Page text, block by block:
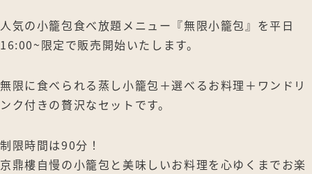
人気の小籠包食べ放題メニュー『無限小籠包』を平日
16:00~限定で販売開始いたします。
無限に食べられる蒸し小籠包＋選べるお料理＋ワンドリ
ンク付きの贅沢なセットです。
制限時間は90分！
京鼎樓自慢の小籠包と美味しいお料理を心ゆくまでお楽